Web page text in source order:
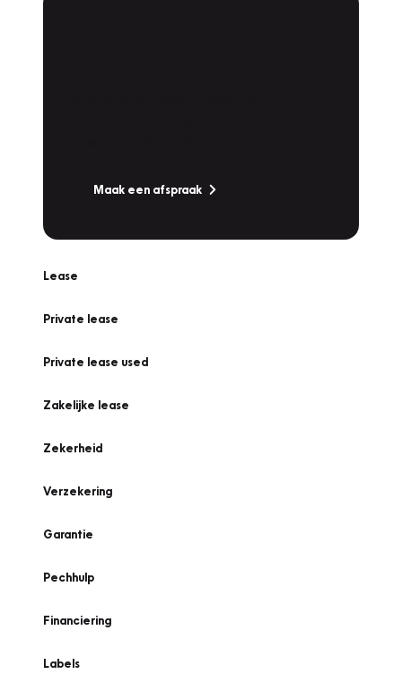
Maak een afspraak
Lease
Private lease
Private lease used
Zakelijke lease
Zekerheid
Verzekering
Garantie
Pechhulp
Financiering
Labels